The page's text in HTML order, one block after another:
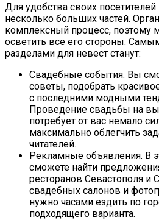
Для удобства своих
несколько больших частей.
комплексный процесс, поэтому
осветить все его стороны.
разделами для невест станут:
Свадебные события. Вы
советы, подобрать
с последними модными
Проведение свадьбы на
потребует от вас немало
максимально облегчить
читателей.
Рекламные объявления. В
сможете найти
ресторанов Севастополя и
свадебных салонов и
нужно часами ездить по
подходящего варианта.